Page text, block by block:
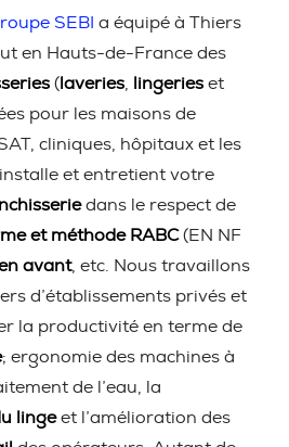
SEBI a équipé à Thiers
en Hauts-de-France des
( laveries lingeries et
pour les maisons de
cliniques, hôpitaux et les
et entretient votre
dans le respect de
et méthode RABC(EN NF
avant, etc. Nous travaillons
d’établissements privés et
la productivité en terme de
; ergonomie des machines à
de l’eau, la
lingeet l’amélioration des